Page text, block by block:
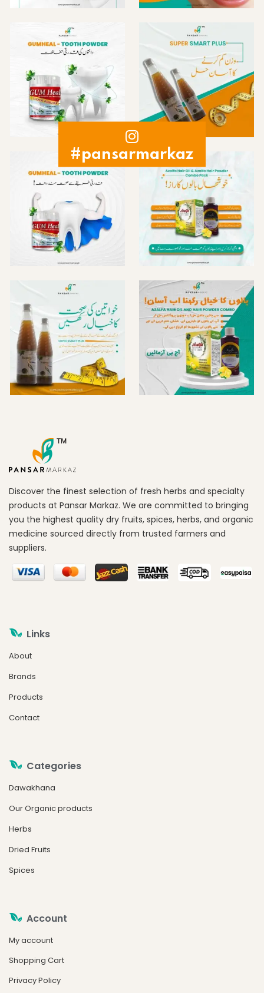
#pansarmarkaz
Discover the finest selection of fresh herbs and specialty
products at Pansar Markaz. We are committed to bringing
you the highest quality dry fruits, spices, herbs, and organic
medicine sourced directly from trusted farmers and
suppliers.
Links
About
Brands
Products
Contact
Categories
Dawakhana
Our Organic products
Herbs
Dried Fruits
Spices
Account
My account
Shopping Cart
Privacy Policy